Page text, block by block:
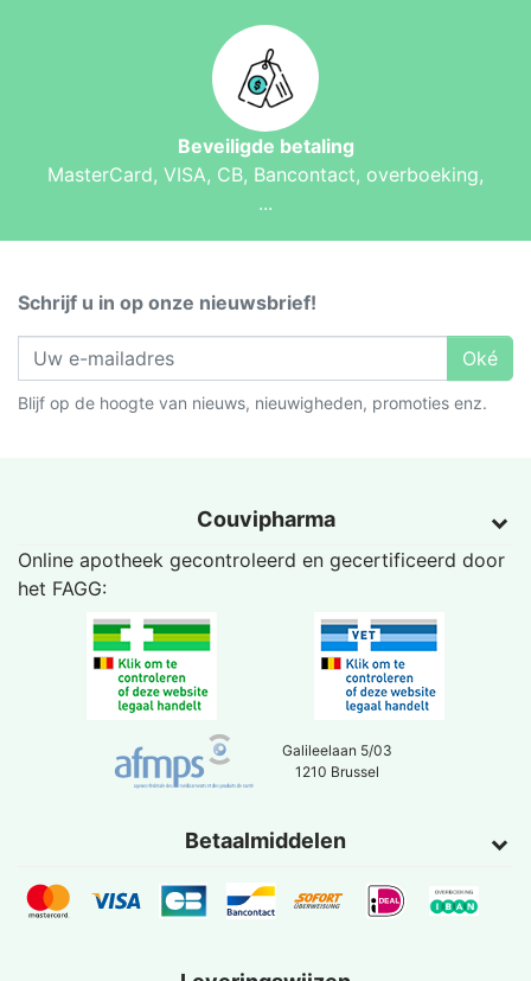
Beveiligde betaling
MasterCard, VISA, CB, Bancontact, overboeking,
...
Schrijf u in op onze nieuwsbrief!
Oké
Blijf op de hoogte van nieuws, nieuwigheden, promoties enz.
Couvipharma
Online apotheek gecontroleerd en gecertificeerd door
het FAGG:
Galileelaan 5/03
1210 Brussel
Betaalmiddelen